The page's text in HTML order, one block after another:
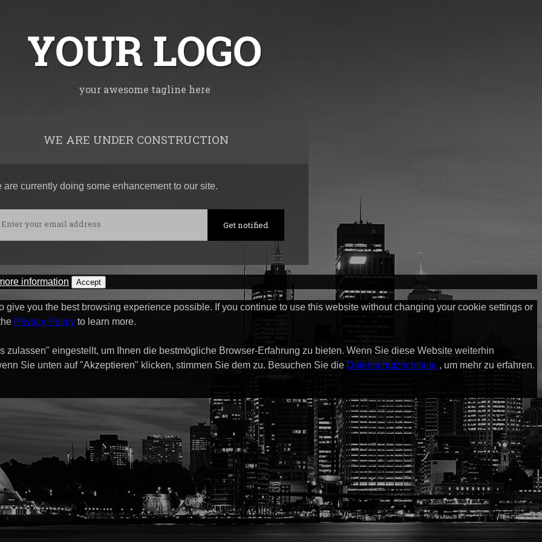
your awesome tagline here
WE ARE UNDER CONSTRUCTION
are currently doing some enhancement to our site.
information Accept
you the best browsing experience possible. If you continue to use this website without changing your cookie settings or
Privacy Policy to learn more.
eingestellt, um Ihnen die bestmögliche Browser-Erfahrung zu bieten. Wenn Sie diese Website weiterhin
Sie unten auf "Akzeptieren" klicken, stimmen Sie dem zu. Besuchen Sie die Datenschutzrichtlinie , um mehr zu erfahren.